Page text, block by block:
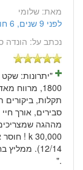
מאת: שלומי
לפני 9 שנים, 6 חודשים
נכתב על: הונדה סיוויק
"יתרונות:
1800,
תקלות,
סבירים, אורך
מההגה
12/14).
."